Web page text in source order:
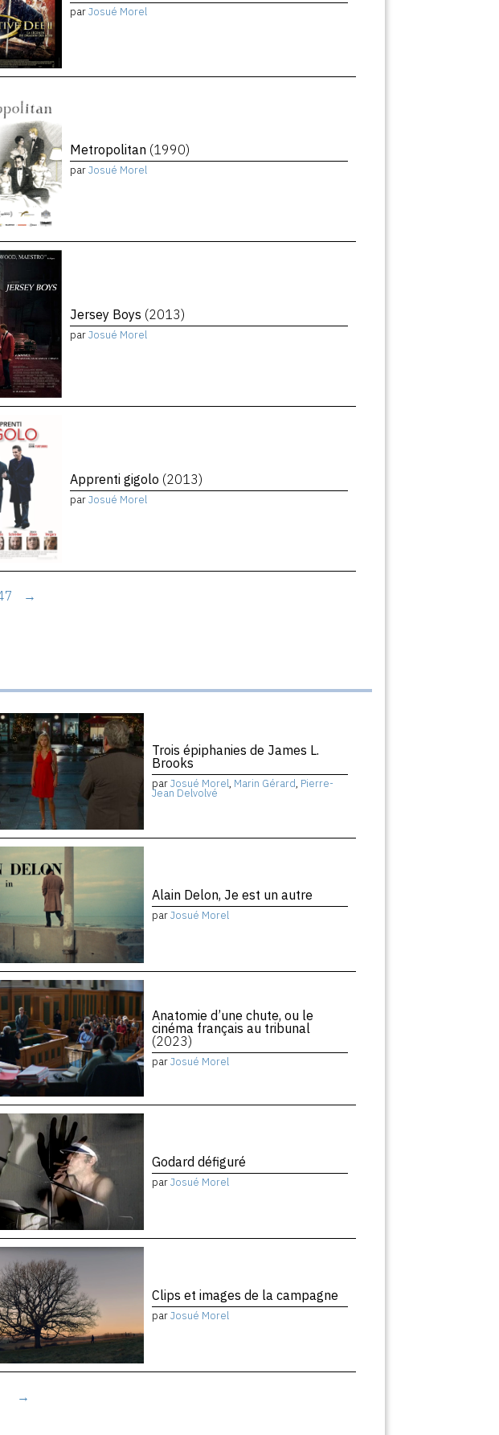
parJosué Morel
Metropolitan (1990)
parJosué Morel
Jersey Boys (2013)
parJosué Morel
Apprenti gigolo (2013)
parJosué Morel
→
Trois épiphanies de James L.
Brooks
parJosué Morel, Marin Gérard, Pierre-
Jean Delvolvé
Alain Delon, Je est un autre
parJosué Morel
Anatomie d’une chute, ou le
cinéma français au tribunal
(2023)
parJosué Morel
Godard défiguré
parJosué Morel
Clips et images de la campagne
parJosué Morel
→